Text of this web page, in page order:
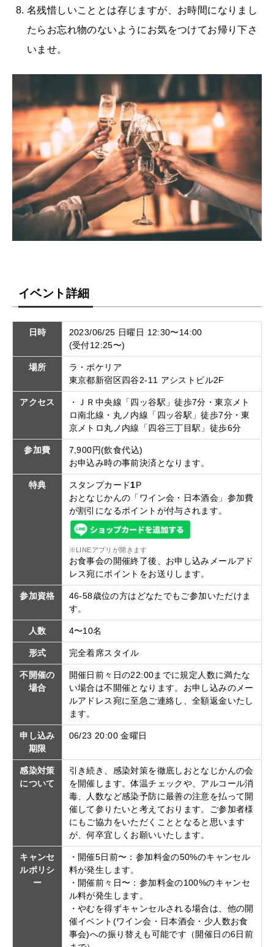
名残惜しいこととは存じますが、お時間になりまし
たらお忘れ物のないようにお気をつけてお帰り下さ
いませ。
イベント詳細
日時
2023/06/25 日曜日 12:30〜14:00
(受付12:25〜)
場所
ラ・ボケリア
東京都新宿区四谷2-11 アシストビル2F
アクセス
・ＪＲ中央線「四ッ谷駅」徒歩7分・東京メト
ロ南北線・丸ノ内線「四ッ谷駅」徒歩7分・東
京メトロ丸ノ内線「四谷三丁目駅」徒歩6分
参加費
7,900円(飲食代込)
お申込み時の事前決済となります。
特典 スタンプカード1P
おとなじかんの「ワイン会・日本酒会」参加費
が割引になるポイントが付与されます。
※LINEアプリが開きます
お食事会の開催終了後、お申し込みメールアド
レス宛にポイントをお送りします。
参加資格
46-58歳位の方はどなたでもご参加いただけま
す。
人数 4〜10名
形式 完全着席スタイル
不開催の
場合
開催日前々日の22:00までに規定人数に満たな
い場合は不開催となります。お申し込みのメー
ルアドレス宛に至急ご連絡し、全額返金いたし
ます。
申し込み
期限
06/23 20:00 金曜日
感染対策
について
引き続き、感染対策を徹底しおとなじかんの会
を開催します。体温チェックや、アルコール消
毒、人数など感染予防に最善の注意を払って開
催して参りたいと考えております。ご参加者様
にもご協力をいただくこととなると思います
が、何卒宜しくお願いいたします。
キャンセ
ルポリシ
ー
・開催5日前〜：参加料金の50%のキャンセル
料が発生します。
・開催前々日〜：参加料金の100%のキャンセ
ル料が発生します。
・やむを得ずキャンセルされる場合は、他の開
催イベント(ワイン会・日本酒会・少人数お食
事会)への振り替えも可能です（開催日の6日前